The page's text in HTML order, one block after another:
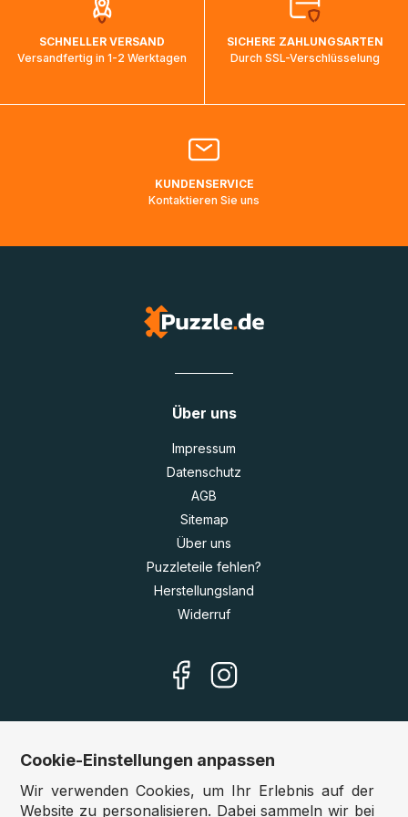
auf dem Weg ins Zielland sind. Die Sendungsverfolgung
ankommen und von der dortigen Zustellorganisation weiter
bearbeitet werden.
Bitte kontaktieren Sie denKundenservicefalls Ihr Paket
Lieferadressen in Deutschland oder Europa mehrere Tage
SCHNELLER VERSAND
Versandfertig in 1-2 Werktagen
SICHERE ZAHLUNGSARTEN
Durch SSL-Verschlüsselung
KUNDENSERVICE
Kontaktieren Sie uns
Über uns
Impressum
Datenschutz
AGB
Sitemap
Über uns
Puzzleteile fehlen?
Herstellungsland
Widerruf
Unsere Shops
Deutschland:www.puzzle.de
Cookie-Einstellungen anpassen
Wir verwenden Cookies, um Ihr Erlebnis auf der
Website zu personalisieren. Dabei sammeln wir bei